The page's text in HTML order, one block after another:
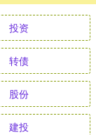
投资
转债
股份
建投